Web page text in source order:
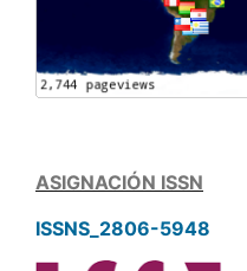
ASIGNACIÓN ISSN
ISSNS_2806-5948